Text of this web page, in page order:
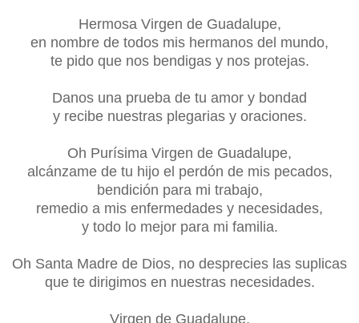
Hermosa Virgen de Guadalupe,
en nombre de todos mis hermanos del mundo,
te pido que nos bendigas y nos protejas.
Danos una prueba de tu amor y bondad
y recibe nuestras plegarias y oraciones.
Oh Purísima Virgen de Guadalupe,
alcánzame de tu hijo el perdón de mis pecados,
bendición para mi trabajo,
remedio a mis enfermedades y necesidades,
y todo lo mejor para mi familia.
Oh Santa Madre de Dios, no desprecies las suplicas
que te dirigimos en nuestras necesidades.
Virgen de Guadalupe,